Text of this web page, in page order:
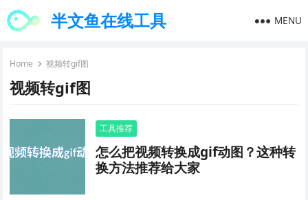
半文鱼在线工具 MENU
Home 视频转gif图
视频转gif图
工具推荐
怎么把视频转换成gif动图？这种转
换方法推荐给大家